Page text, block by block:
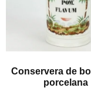
Conservera de
porcelana